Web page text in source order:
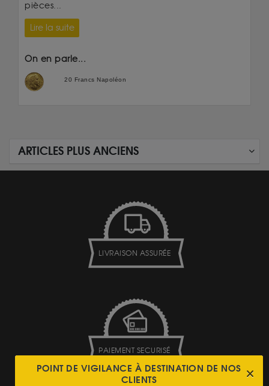
pièces...
Lire la suite
On en parle...
20 Francs Napoléon
ARTICLES PLUS ANCIENS
LIVRAISON ASSURÉE
PAIEMENT SECURISÉ
POINT DE VIGILANCE À DESTINATION DE NOS
CLIENTS